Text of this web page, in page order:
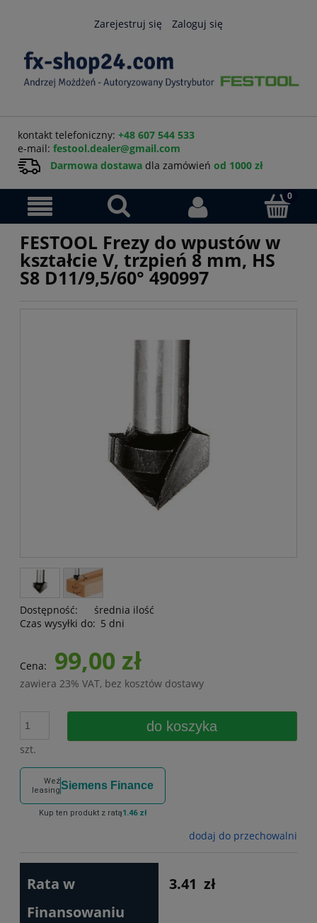
Zarejestruj się Zaloguj się
kontakt telefoniczny: +48 607 544 533
e-mail: festool.dealer@gmail.com
Darmowa dostawa dla zamówień od 1000 zł
FESTOOL Frezy do wpustów w
kształcie V, trzpień 8 mm, HS
S8 D11/9,5/60° 490997
Dostępność:
średnia ilość
Czas wysyłki do: 5 dni
Cena: 99,00 zł
zawiera 23% VAT, bez kosztów dostawy
szt.
do koszyka
Weź
leasingSiemens Finance
Kup ten produkt z ratą1.46 zł
dodaj do przechowalni
Rata w
Finansowaniu
3.41 zł